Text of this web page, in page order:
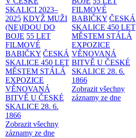
SKALICI 2023–
2025 KDYŽ MUŽI
(NE)JDOU DO
BOJE 55 LET
FILMOVÉ
BABIČKY ČESKÁ
SKALICE 450 LET
MĚSTEM STÁLÁ
EXPOZICE
VĚNOVANÁ
BITVĚ U ČESKÉ
SKALICE 28. 6.
1866
Zobrazit všechny
záznamy ze dne
FILMOVÉ
BABIČKY ČESKÁ
SKALICE 450 LET
MĚSTEM STÁLÁ
EXPOZICE
VĚNOVANÁ
BITVĚ U ČESKÉ
SKALICE 28. 6.
1866
Zobrazit všechny
záznamy ze dne